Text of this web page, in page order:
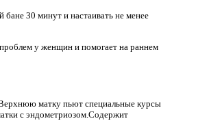
бане 30 минут и настаивать не менее
у женщин и помогает на раннем
матку пьют специальные курсы
с эндометриозом.Содержит